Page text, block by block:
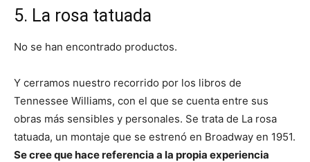
5. La rosa tatuada
No se han encontrado productos.
Y cerramos nuestro recorrido por los libros de
Tennessee Williams, con el que se cuenta entre sus
obras más sensibles y personales. Se trata de La rosa
tatuada, un montaje que se estrenó en Broadway en 1951.
Se cree que hace referencia a la propia experiencia